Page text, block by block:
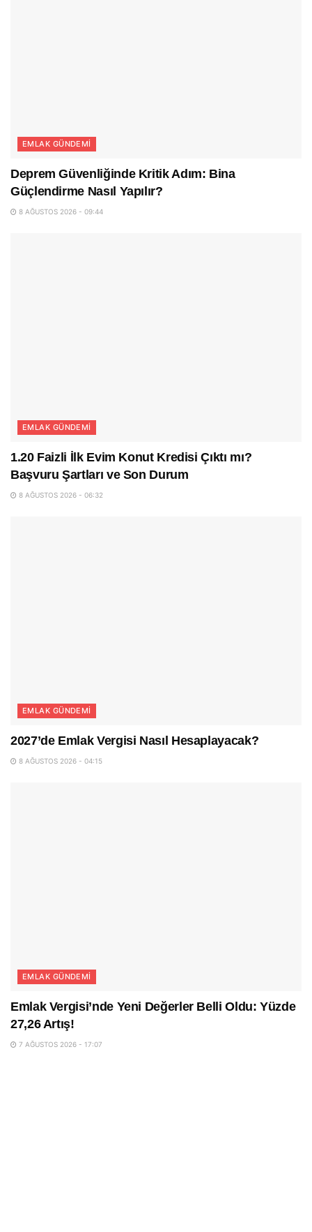
EMLAK GÜNDEMI
Deprem Güvenliğinde Kritik Adım: Bina
Güçlendirme Nasıl Yapılır?
8 AĞUSTOS 2026 - 09:44
EMLAK GÜNDEMI
1.20 Faizli İlk Evim Konut Kredisi Çıktı mı?
Başvuru Şartları ve Son Durum
8 AĞUSTOS 2026 - 06:32
EMLAK GÜNDEMI
2027’de Emlak Vergisi Nasıl Hesaplayacak?
8 AĞUSTOS 2026 - 04:15
EMLAK GÜNDEMI
Emlak Vergisi’nde Yeni Değerler Belli Oldu: Yüzde
27,26 Artış!
7 AĞUSTOS 2026 - 17:07